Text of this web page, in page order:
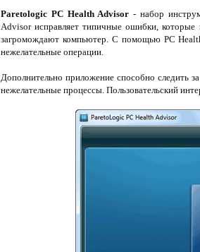
Paretologic PC Health Advisor - набор
Advisor исправляет типичные ошибки,
загромождают компьютер. С помощью PC Health
нежелательные операции.
Дополнительно приложение способно следить
нежелательные процессы. Пользовательский